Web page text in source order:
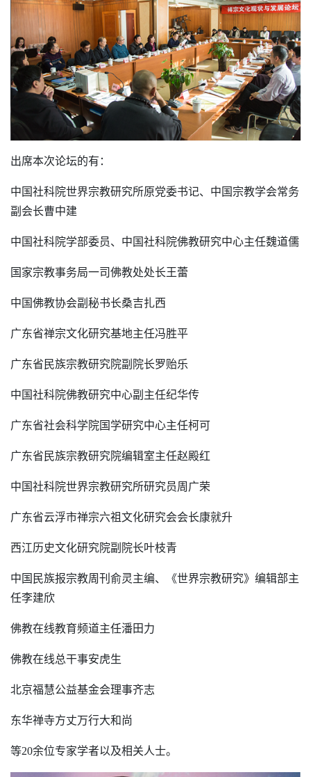
出席本次论坛的有：
中国社科院世界宗教研究所原党委书记、中国宗教学会常务
副会长曹中建
中国社科院学部委员、中国社科院佛教研究中心主任魏道儒
国家宗教事务局一司佛教处处长王蕾
中国佛教协会副秘书长桑吉扎西
广东省禅宗文化研究基地主任冯胜平
广东省民族宗教研究院副院长罗贻乐
中国社科院佛教研究中心副主任纪华传
广东省社会科学院国学研究中心主任柯可
广东省民族宗教研究院编辑室主任赵殿红
中国社科院世界宗教研究所研究员周广荣
广东省云浮市禅宗六祖文化研究会会长康就升
西江历史文化研究院副院长叶枝青
中国民族报宗教周刊俞灵主编、《世界宗教研究》编辑部主
任李建欣
佛教在线教育频道主任潘田力
佛教在线总干事安虎生
北京福慧公益基金会理事齐志
东华禅寺方丈万行大和尚
等20余位专家学者以及相关人士。